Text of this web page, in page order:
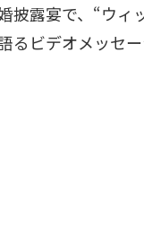
披露宴で、“ウィ
るビデオメッセ